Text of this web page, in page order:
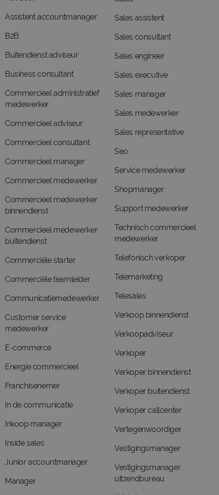
Assistent accountmanager
B2B
Buitendienst adviseur
Business consultant
Commercieel administratief
medewerker
Commercieel adviseur
Commercieel consultant
Commercieel manager
Commercieel medewerker
Commercieel medewerker
binnendienst
Commercieel medewerker
buitendienst
Commerciële starter
Commerciële teamleider
Communicatiemedewerker
Customer service
medewerker
E-commerce
Energie commercieel
Franchisenemer
In de communicatie
Inkoop manager
Inside sales
Junior accountmanager
Manager
Sales assistent
Sales consultant
Sales engineer
Sales executive
Sales manager
Sales medewerker
Sales representative
Seo
Service medewerker
Shopmanager
Support medewerker
Technisch commercieel
medewerker
Telefonisch verkoper
Telemarketing
Telesales
Verkoop binnendienst
Verkoopadviseur
Verkoper
Verkoper binnendienst
Verkoper buitendienst
Verkoper callcenter
Vertegenwoordiger
Vestigingsmanager
Vestigingsmanager
uitzendbureau